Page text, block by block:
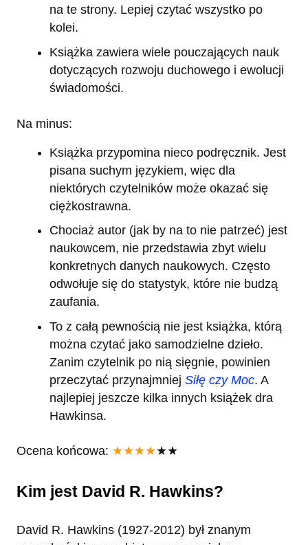
na te strony. Lepiej czytać wszystko po
kolei.
Książka zawiera wiele pouczających nauk
dotyczących rozwoju duchowego i ewolucji
świadomości.
Na minus:
Książka przypomina nieco podręcznik. Jest
pisana suchym językiem, więc dla
niektórych czytelników może okazać się
ciężkostrawna.
Chociaż autor (jak by na to nie patrzeć) jest
naukowcem, nie przedstawia zbyt wielu
konkretnych danych naukowych. Często
odwołuje się do statystyk, które nie budzą
zaufania.
To z całą pewnością nie jest książka, którą
można czytać jako samodzielne dzieło.
Zanim czytelnik po nią sięgnie, powinien
przeczytać przynajmniej Siłę czy Moc. A
najlepiej jeszcze kilka innych książek dra
Hawkinsa.
Ocena końcowa: ★★★★★★
Kim jest David R. Hawkins?
David R. Hawkins (1927-2012) był znanym